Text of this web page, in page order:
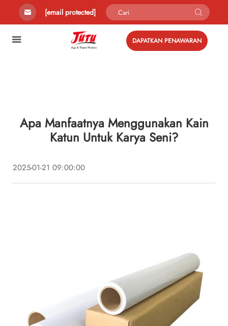
[email protected]
DAPATKAN PENAWARAN
Apa Manfaatnya Menggunakan Kain
Katun Untuk Karya Seni?
2025-01-21 09:00:00